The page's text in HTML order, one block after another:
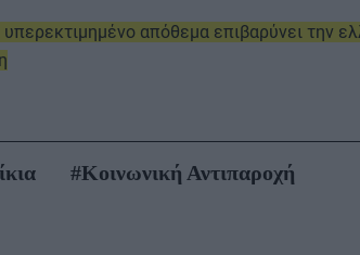
απόθεμα επιβαρύνει την
#Κοινωνική Αντιπαροχή